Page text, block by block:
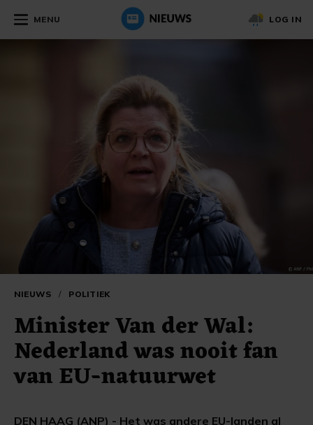
MENU LOG IN
NIEUWS / POLITIEK
Minister Van der Wal:
Nederland was nooit fan
van EU-natuurwet
DEN HAAG (ANP) - Het was andere EU-landen al